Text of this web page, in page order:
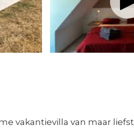
vakantievilla van maar liefst